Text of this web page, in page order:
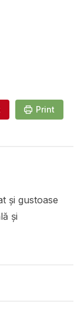
Print
și gustoase
și